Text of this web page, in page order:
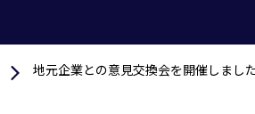
地元企業との意見交換会を開催しました